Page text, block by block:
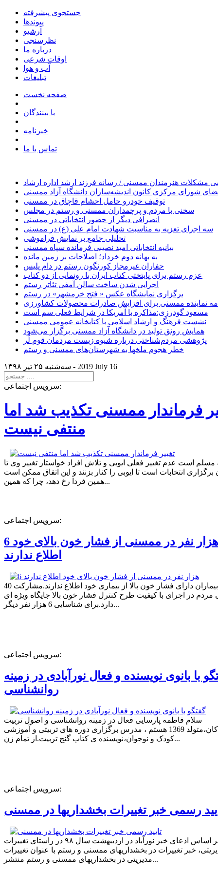
جستجوی پیشرفته
پیوندها
آرشیو
نظرسنجی
درباره ما
اوقات شرعی
آب و هوا
تبلیغات
صفحه نخست
با بینندگان
خبرنامه
تماس با ما
مشکلات هنرمندان ممسنی / رسانه فرزند ارشد اداره ارشاد
شورای مرکزی کانون اندیشه‌سازان دانشگاه آزاد ممسنی
توقیف خودرو حامل احشام قاچاق در ممسنی
سخنی با مردم و پرچمداران ممسنی و رستم در مجلس
انصرافی دیگر از حضور انتخاباتی در ممسنی
سه اجرای تعزیه به مناسبت شهادت امام علی (ع) در ممسنی
تحلیلی جامع بر نمایش فراموشی
بیانیه انتخاباتی امید نصیبی فرمانده سپاه ممسنی
به بهانه دوم خرداد؛ اصلاحات بر زمین مانده
حفاران غیرمجاز کورنگون رستم در دام پلیس
عزم رستم برای پایتختی کتاب ایران با رونمایی از دو کتاب
اجرایی شدن ساخت سالن آمفی تئاتر رستم
برگزاری نمایشگاه عکس « فتح خرمشهر» در رستم
نماینده ممسنی برای افزایش صادرات محصولات کشاورزی
مسعود گودرزی:مذاکره با آمریکا در شرایط فعلی سم است
نشست فرهنگ و ارشاد اسلامی با کتابخانه عمومی ممسنی
همایش رونق تولید در دانشگاه آزاد ممسنی برگزار می‌شود
پژوهشی مردم‌شناختی درباره شیوه زیست مردمان قوم لُر
خطر هجوم ملخها به شهرستان‌های ممسنی و رستم
سه‌شنبه ۲۵ تير ۱۳۹۸ - 2019 July 16
سرویس اجتماعی:
فرماندار ممسنی تکذیب شد اما
منتفی نیست
مسلم است عدم تغییر فعلی ایوبی و تلاش افراد خواستار تغییر وی تا
برگزاری انتخابات است تا ایوبی را کنار بزنند و این اتفاق ممکن است
همین فردا رخ دهد، چرا که همین...
سرویس اجتماعی:
6 هزار نفر در ممسنی از فشار خون بالای خود
اطلاع ندارند
40 درصد بیماران دارای فشار خون بالا از بیماری خود اطلاع ندارند.مشارکت
در اجرای با کیفیت طرح کنترل فشار خون بالا جایگاه ویژه ای
دارد.برای شناسایی 6 هزار نفر دیگر...
سرویس اجتماعی:
با بانوی نویسنده و فعال نورآبادی در زمینه
روانشناسی
سلام فاطمه پارسایی فعال در زمینه روانشناسی و اصول تربیت
کودکان،متولد 1369 هستم ، مدرس برگزاری دوره های تربیتی و آموزشی
کودک و نوجوان،نویسنده ی کتاب گنج تربیت.از تمام زن...
سرویس اجتماعی:
رسمی خبر تغییرات بخشداریها در ممسنی
بر اساس ادعای خبر نورآباد در اردیبهشت سال ۹۸ در راستای تغییرات
خبر تغییرات در بخشداریهای ممسنی و رستم با عنوان تغییرات
مدیریتی در بخشداریهای ممسنی و رستم منتشر...